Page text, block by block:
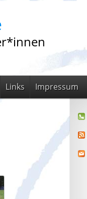
Links Impressum